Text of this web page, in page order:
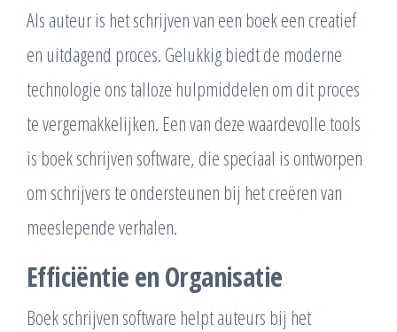
Als auteur is het schrijven van een boek een creatief
en uitdagend proces. Gelukkig biedt de moderne
technologie ons talloze hulpmiddelen om dit proces
te vergemakkelijken. Een van deze waardevolle tools
is boek schrijven software, die speciaal is ontworpen
om schrijvers te ondersteunen bij het creëren van
meeslepende verhalen.
Efficiëntie en Organisatie
Boek schrijven software helpt auteurs bij het